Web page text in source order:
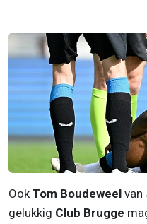
OokTom Boudeweel van
gelukkig Club Brugge